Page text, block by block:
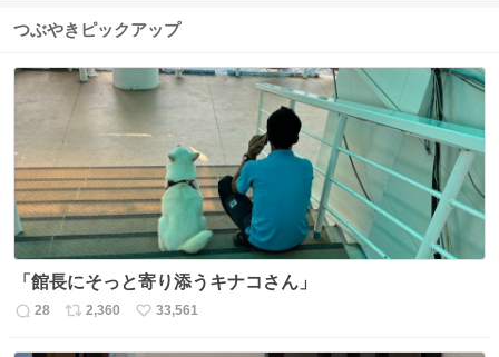
つぶやきピックアップ
「館長にそっと寄り添うキナコさん」
返
28
リ
2,360
い
33,561